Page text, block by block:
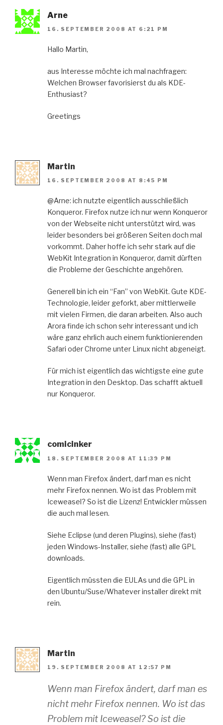
Arne
16. SEPTEMBER 2008 AT 6:21 PM
Hallo Martin,
aus Interesse möchte ich mal nachfragen:
Welchen Browser favorisierst du als KDE-
Enthusiast?
Greetings
Martin
16. SEPTEMBER 2008 AT 8:45 PM
@Arne: ich nutzte eigentlich ausschließlich
Konqueror. Firefox nutze ich nur wenn Konqueror
von der Webseite nicht unterstützt wird, was
leider besonders bei größeren Seiten doch mal
vorkommt. Daher hoffe ich sehr stark auf die
WebKit Integration in Konqueror, damit dürften
die Probleme der Geschichte angehören.
Generell bin ich ein “Fan” von WebKit. Gute KDE-
Technologie, leider geforkt, aber mittlerweile
mit vielen Firmen, die daran arbeiten. Also auch
Arora finde ich schon sehr interessant und ich
wäre ganz ehrlich auch einem funktionierenden
Safari oder Chrome unter Linux nicht abgeneigt.
Für mich ist eigentlich das wichtigste eine gute
Integration in den Desktop. Das schafft aktuell
nur Konqueror.
comicinker
18. SEPTEMBER 2008 AT 11:39 PM
Wenn man Firefox ändert, darf man es nicht
mehr Firefox nennen. Wo ist das Problem mit
Iceweasel? So ist die Lizenz! Entwickler müssen
die auch mal lesen.
Siehe Eclipse (und deren Plugins), siehe (fast)
jeden Windows-Installer, siehe (fast) alle GPL
downloads.
Eigentlich müssten die EULAs und die GPL in
den Ubuntu/Suse/Whatever installer direkt mit
rein.
Martin
19. SEPTEMBER 2008 AT 12:57 PM
Wenn man Firefox ändert, darf man es
nicht mehr Firefox nennen. Wo ist das
Problem mit Iceweasel? So ist die